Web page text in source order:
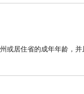
或居住省的成年年龄，